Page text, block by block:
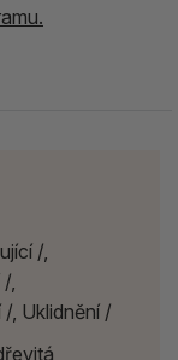
/,
,
, Uklidnění /